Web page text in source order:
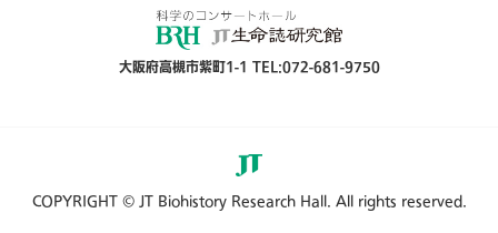
大阪府高槻市紫町1-1 TEL:072-681-9750
COPYRIGHT © JT Biohistory Research Hall. All rights reserved.